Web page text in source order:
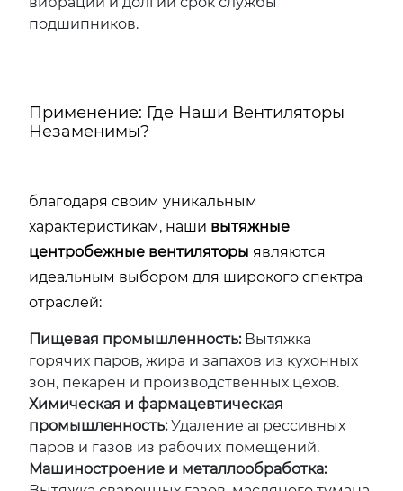
подшипников.
Применение: Где Наши Вентиляторы
Незаменимы?
благодаря своим уникальным
характеристикам, наши вытяжные
центробежные вентиляторы являются
идеальным выбором для широкого спектра
отраслей:
Пищевая промышленность:Вытяжка
горячих паров, жира и запахов из кухонных
зон, пекарен и производственных цехов.
Химическая и фармацевтическая
промышленность:Удаление агрессивных
паров и газов из рабочих помещений.
Машиностроение и металлообработка: